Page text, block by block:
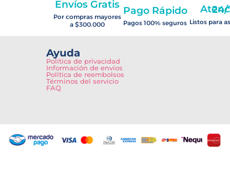
Envíos Gratis
Por compras mayores
a $300.000
Pago Rápido
Pagos 100% seguros
Atención
Listos para
Ayuda
Política de privacidad
Información de envíos
Política de reembolsos
Términos del servicio
FAQ